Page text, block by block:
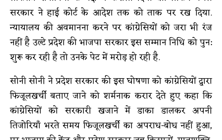
सरकार ने हाई कोर्ट के आदेश तक को ताक पर रख दिया.
न्यायालय की अवमानना करने पर कांग्रेसियों को जरा भी रंज
नहीं है उल्टे प्रदेश की भाजपा सरकार इस सम्मान निधि को पुन:
शुरू कर रही है तो उनके पेट में मरोड़ हो रही है.
सोनी सोनी ने प्रदेश सरकार की इस घोषणा को कांग्रेसियों द्वारा
फिजूलखर्ची बताए जाने को शर्मनाक करार देते हुए कहा कि
कांग्रेसियों को सरकारी खजाने में डाका डालकर अपनी
तिजोरियाँ भरते समय फिजूलखर्ची का अपराध-बोध नहीं हुआ,